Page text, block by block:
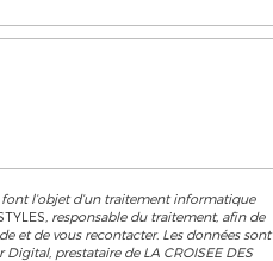
l’objet d’un traitement informatique
, responsable du traitement, afin de
et de vous recontacter. Les données sont
prestataire de LA CROISEE DES